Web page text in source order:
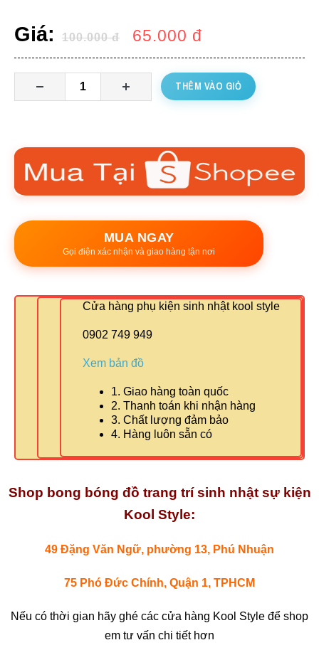
Giá: 100.000đ 65.000 đ
THÊM VÀO GIỎ
MUA NGAY
Gọi điện xác nhận và giao hàng tận nơi
Cửa hàng phụ kiện sinh nhật kool style
0902 749 949
Xem bản đồ
1. Giao hàng toàn quốc
2. Thanh toán khi nhận hàng
3. Chất lượng đảm bảo
4. Hàng luôn sẵn có
Shop bong bóng đồ trang trí sinh nhật sự kiện
Kool Style:
49 Đặng Văn Ngữ, phường 13, Phú Nhuận
75 Phó Đức Chính, Quận 1, TPHCM
Nếu có thời gian hãy ghé các cửa hàng Kool Style để shop
em tư vấn chi tiết hơn